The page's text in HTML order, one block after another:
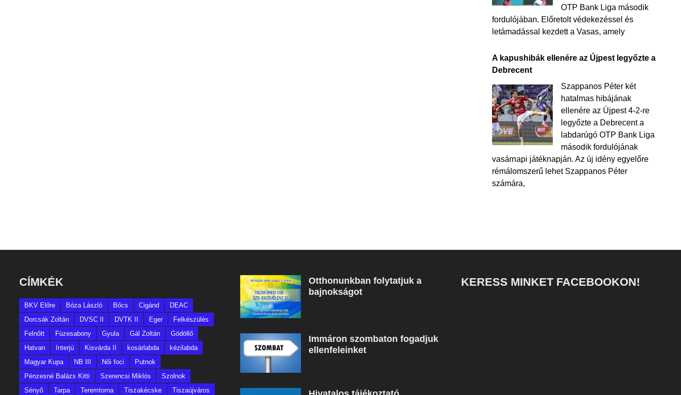
OTP Bank Liga második
fordulójában. Előretolt védekezéssel és
letámadással kezdett a Vasas, amely
A kapushibák ellenére az Újpest legyőzte a
Debrecent
Szappanos Péter két
hatalmas hibájának
ellenére az Újpest 4-2-re
legyőzte a Debrecent a
labdarúgó OTP Bank Liga
második fordulójának
vasárnapi játéknapján. Az új idény egyelőre
rémálomszerű lehet Szappanos Péter
számára,
CÍMKÉK
BKV Előre Bóza László Bőcs Cigánd
DEAC
Dorcsák Zoltán
DVSC II DVTK II Eger
Felkészülés
Felnőtt
Füzesabony Gyula Gál Zoltán
Gödöllő
Hatvan
Interjú Kisvárda II kosárlabda
kézilabda
Magyar Kupa
NB III Női foci
Putnok
Pénzesné Balázs Kitti
Szerencsi Miklós
Szolnok
Sényő
Tarpa Teremtorna Tiszakécske Tiszaújváros
Otthonunkban folytatjuk a
bajnokságot
Immáron szombaton fogadjuk
ellenfeleinket
KERESS MINKET FACEBOOKON!